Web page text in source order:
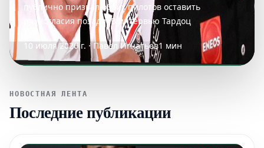
публично призвал обоих пилотов оставить
разногласия позади. В интервью Тардоц
10 июля 2026 г. · Павел Игнатьев1 мин
НОВОСТНАЯ ЛЕНТА
Последние публикации